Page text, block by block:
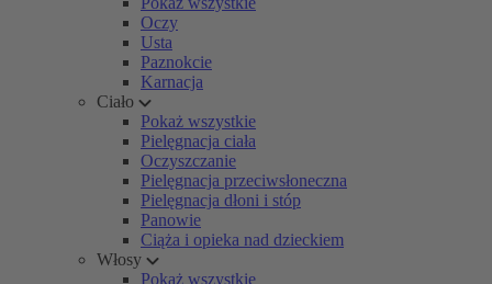
Oczy
Usta
Paznokcie
Karnacja
Ciało
Pokaż wszystkie
Pielęgnacja ciała
Oczyszczanie
Pielęgnacja przeciwsłoneczna
Pielęgnacja dłoni i stóp
Panowie
Ciąża i opieka nad dzieckiem
Włosy
Pokaż wszystkie